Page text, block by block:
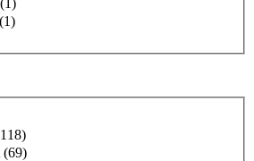
(1)
(1)
(69)